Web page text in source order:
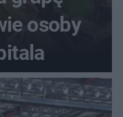
osoby